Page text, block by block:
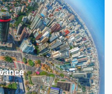
aspekty fungování
důležitou součástí
environmentální i